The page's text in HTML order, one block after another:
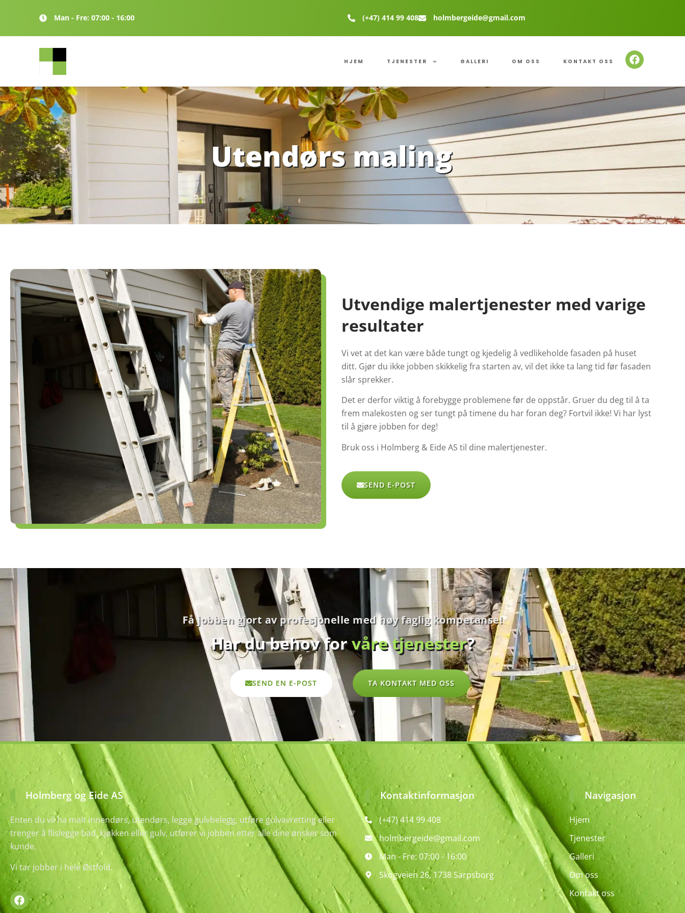
Man - Fre: 07:00 - 16:00 (+47) 414 99 408 holmbergeide@gmail.com
HJEM TJENESTER GALLERI OM OSS KONTAKT OSS
Utendørs maling
Utvendige malertjenester med varige
resultater
Vi vet at det kan være både tungt og kjedelig å vedlikeholde fasaden på huset
ditt. Gjør du ikke jobben skikkelig fra starten av, vil det ikke ta lang tid før fasaden
slår sprekker.
Det er derfor viktig å forebygge problemene før de oppstår. Gruer du deg til å ta
frem malekosten og ser tungt på timene du har foran deg? Fortvil ikke! Vi har lyst
til å gjøre jobben for deg!
Bruk oss i Holmberg & Eide AS til dine malertjenester.
SEND E-POST
Få jobben gjort av profesjonelle med høy faglig kompetanse!
Har du behov forvåre tjenester?
SEND EN E-POST TA KONTAKT MED OSS
Holmberg og Eide AS
Enten du vil ha malt innendørs, utendørs, legge gulvbelegg, utføre gulvavretting eller
trenger å flislegge bad, kjøkken eller gulv, utfører vi jobben etter alle dine ønsker som
kunde.
Vi tar jobber i hele Østfold.
Kontaktinformasjon
(+47) 414 99 408
holmbergeide@gmail.com
Man - Fre: 07:00 - 16:00
Skogveien 26, 1738 Sarpsborg
Navigasjon
Hjem
Tjenester
Galleri
Om oss
Kontakt oss
Denne nettsiden bruker cookies
Vi bruker informasjonskapsler for å forbedre brukeropplevelsen på
nettstedet vårt og for personlig tilpasning av annonser. Ved å fortsette å
bruke dette nettstedet samtykker du til vår bruk av informasjonskapsler.
Avvis alle cookies